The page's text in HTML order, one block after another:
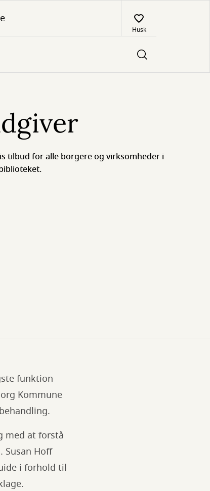
Husk
tilbud for alle borgere og virksomheder i
funktion
Kommune
med at forstå
Susan Hoff
i forhold til